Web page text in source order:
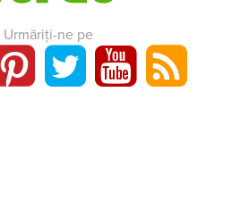
Urmăriți-ne pe